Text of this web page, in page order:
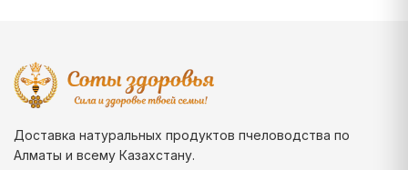
Доставка натуральных продуктов пчеловодства по
Алматы и всему Казахстану.